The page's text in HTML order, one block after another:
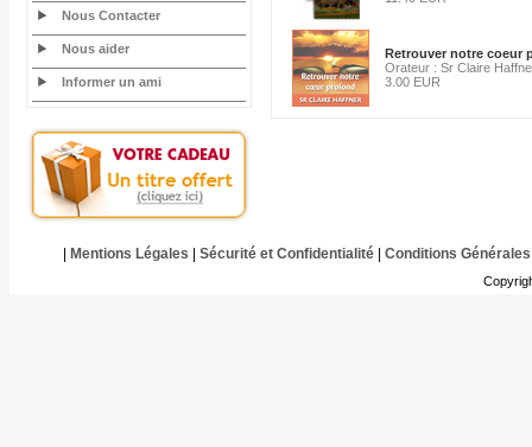
Nous Contacter
Nous aider
Informer un ami
Retrouver notre coeur
Orateur : Sr Claire
3.00 EUR
Mentions Légales Sécurité et Confidentialité| Conditions Générales